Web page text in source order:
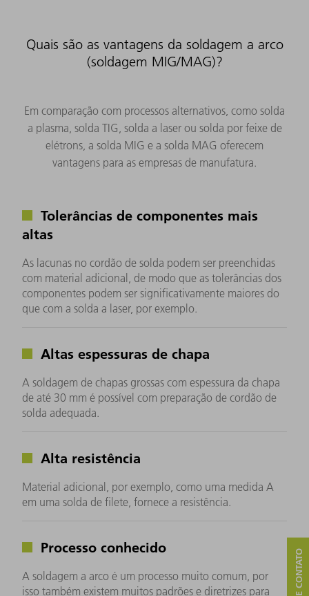
Quais são as vantagens da soldagem a arco
(soldagem MIG/MAG)?
Em comparação com processos alternativos, como solda
a plasma, solda TIG, solda a laser ou solda por feixe de
elétrons, a solda MIG e a solda MAG oferecem
vantagens para as empresas de manufatura.
Tolerâncias de componentes mais
altas
As lacunas no cordão de solda podem ser preenchidas
com material adicional, de modo que as tolerâncias dos
componentes podem ser significativamente maiores do
que com a solda a laser, por exemplo.
Altas espessuras de chapa
A soldagem de chapas grossas com espessura da chapa
de até 30 mm é possível com preparação de cordão de
solda adequada.
Alta resistência
Material adicional, por exemplo, como uma medida A
em uma solda de filete, fornece a resistência.
Processo conhecido
A soldagem a arco é um processo muito comum, por
isso também existem muitos padrões e diretrizes para